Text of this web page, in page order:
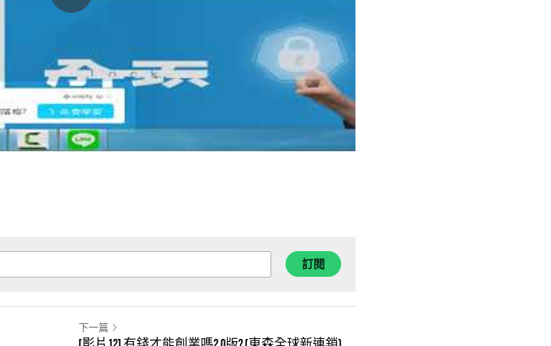
訂閱
下一篇